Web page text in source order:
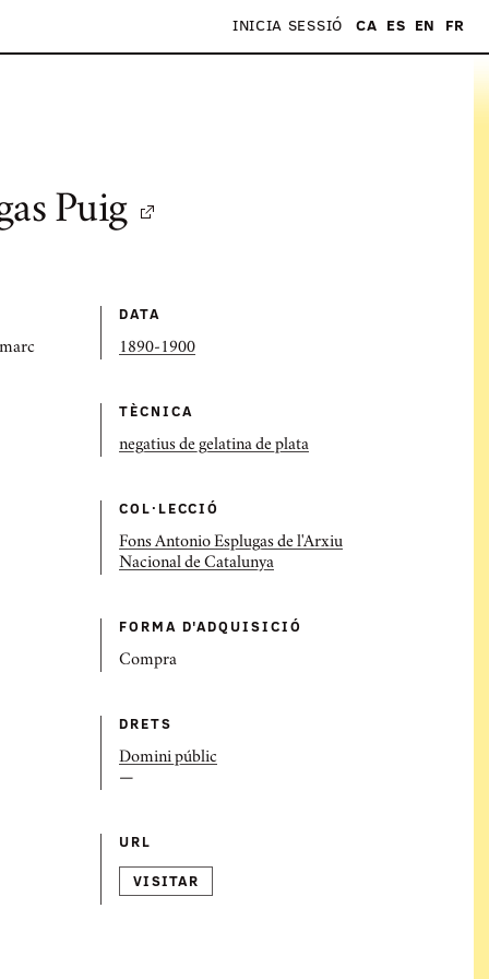
INICIA SESSIÓ CA ES EN FR
Puig
DATA
1890-1900
TÈCNICA
negatius de gelatina de plata
COL·LECCIÓ
Fons Antonio Esplugas de l'Arxiu
Nacional de Catalunya
FORMA D'ADQUISICIÓ
Compra
DRETS
Domini públic
—
URL
VISITAR